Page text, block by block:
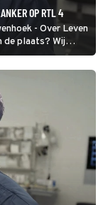
OP RTL 4
- Over Leven
de plaats? Wij